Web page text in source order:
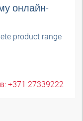
онлайн-
product range
+371 27339222